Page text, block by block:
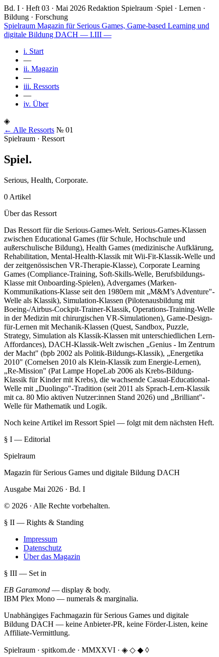
Bd. I · Heft 03 · Mai 2026 Redaktion Spielraum ·Spiel · Lernen ·
Bildung · Forschung
Spielraum Magazin für Serious Games, Game-based Learning und
digitale Bildung DACH — I.III —
i. Start
—
ii. Magazin
—
iii. Ressorts
—
iv. Über
◈
← Alle Ressorts № 01
Spielraum · Ressort
Spiel.
Serious, Health, Corporate.
0 Artikel
Über das Ressort
Das Ressort für die Serious-Games-Welt. Serious-Games-Klassen
zwischen Educational Games (für Schule, Hochschule und
außerschulische Bildung), Health Games (medizinische Aufklärung,
Rehabilitation, Mental-Health-Klassik mit Wii-Fit-Klassik-Welle und
der zeitgenössischen VR-Therapie-Klasse), Corporate Learning
Games (Compliance-Training, Soft-Skills-Welle, Berufsbildungs-
Klasse mit Onboarding-Spielen), Advergames (Marken-
Kommunikations-Klasse seit den 1980ern mit „M&M’s Adventure"-
Welle als Klassik), Simulation-Klassen (Pilotenausbildung mit
Boeing-/Airbus-Cockpit-Trainer-Klassik, Operations-Training-Welle
in der Medizin mit chirurgischen VR-Simulationen), Game-Design-
für-Lernen mit Mechanik-Klassen (Quest, Sandbox, Puzzle,
Strategy, Simulation als Klassik-Klassen mit unterschiedlichen Lern-
Affordances), DACH-Klassik-Welt zwischen „Genius - Im Zentrum
der Macht" (bpb 2002 als Politik-Bildungs-Klassik), „Energetika
2010" (Cornelsen 2010 als Klein-Klassik zum Energie-Lernen),
„Re-Mission" (Pat Lampe HopeLab 2006 als Krebs-Bildung-
Klassik für Kinder mit Krebs), die wachsende Casual-Educational-
Welle mit „Duolingo"-Tradition (seit 2011 als Sprach-Lern-Klassik
mit ca. 80 Mio aktiven Nutzer:innen Stand 2026) und „Brilliant"-
Welle für Mathematik und Logik.
Noch keine Artikel im Ressort Spiel — folgt mit dem nächsten Heft.
§ I — Editorial
Spielraum
Magazin für Serious Games und digitale Bildung DACH
Ausgabe Mai 2026 · Bd. I
© 2026 · Alle Rechte vorbehalten.
§ II — Rights & Standing
Impressum
Datenschutz
Über das Magazin
§ III — Set in
EB Garamond — display & body.
IBM Plex Mono — numerals & marginalia.
Unabhängiges Fachmagazin für Serious Games und digitale
Bildung DACH — keine Anbieter-PR, keine Förder-Listen, keine
Affiliate-Vermittlung.
Spielraum · spitkom.de · MMXXVI · ◈ ◇ ◆ ◊